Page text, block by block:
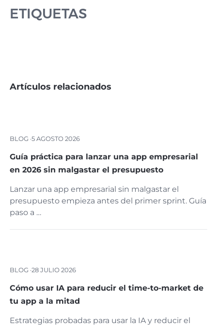
ETIQUETAS
Artículos relacionados
BLOG ·5 AGOSTO 2026
Guía práctica para lanzar una app empresarial
en 2026 sin malgastar el presupuesto
Lanzar una app empresarial sin malgastar el
presupuesto empieza antes del primer sprint. Guía
paso a …
BLOG ·28 JULIO 2026
Cómo usar IA para reducir el time-to-market de
tu app a la mitad
Estrategias probadas para usar la IA y reducir el